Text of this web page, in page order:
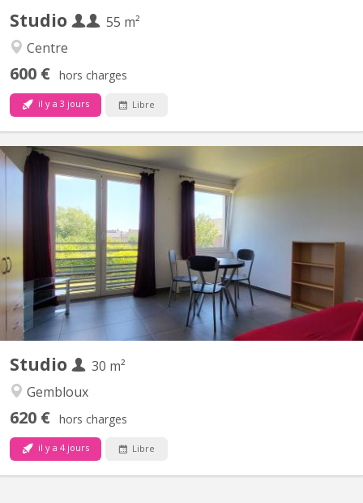
Studio
55 m²
Centre
600 € hors charges
il y a 3 jours Libre
Studio
30 m²
Gembloux
620 € hors charges
il y a 4 jours Libre
Situé à Gembloux (Lonzée) à 20 minutes, en voiture, de Louvain
la Neuve. Joli petit Studio à louer. Lumineux. Idéal pour personne
seule ou étudiant-e-Composé d'une pièce de vie avec cuisine
équipée (frigo et partie congélateur, four, 4 taques
vitrocéramiques, lave-vaisselle) , une salle de bain...